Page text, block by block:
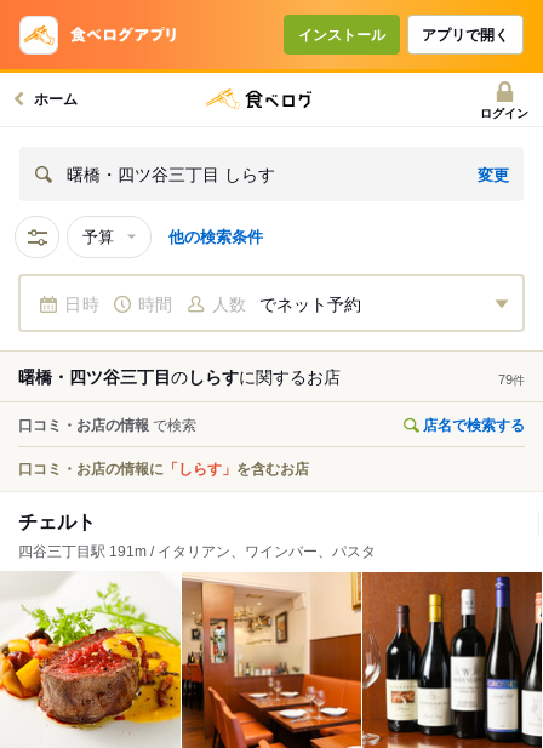
インストール アプリで開く
ホーム
ログイン
曙橋・四ツ谷三丁目 しらす 変更
予算 他の検索条件
日時 時間 人数 でネット予約
曙橋・四ツ谷三丁目のしらすに関するお店 79件
口コミ・お店の情報 で検索 店名で検索する
口コミ・お店の情報に 「しらす」 を含むお店
チェルト
四谷三丁目駅 191m / イタリアン、ワインバー、パスタ